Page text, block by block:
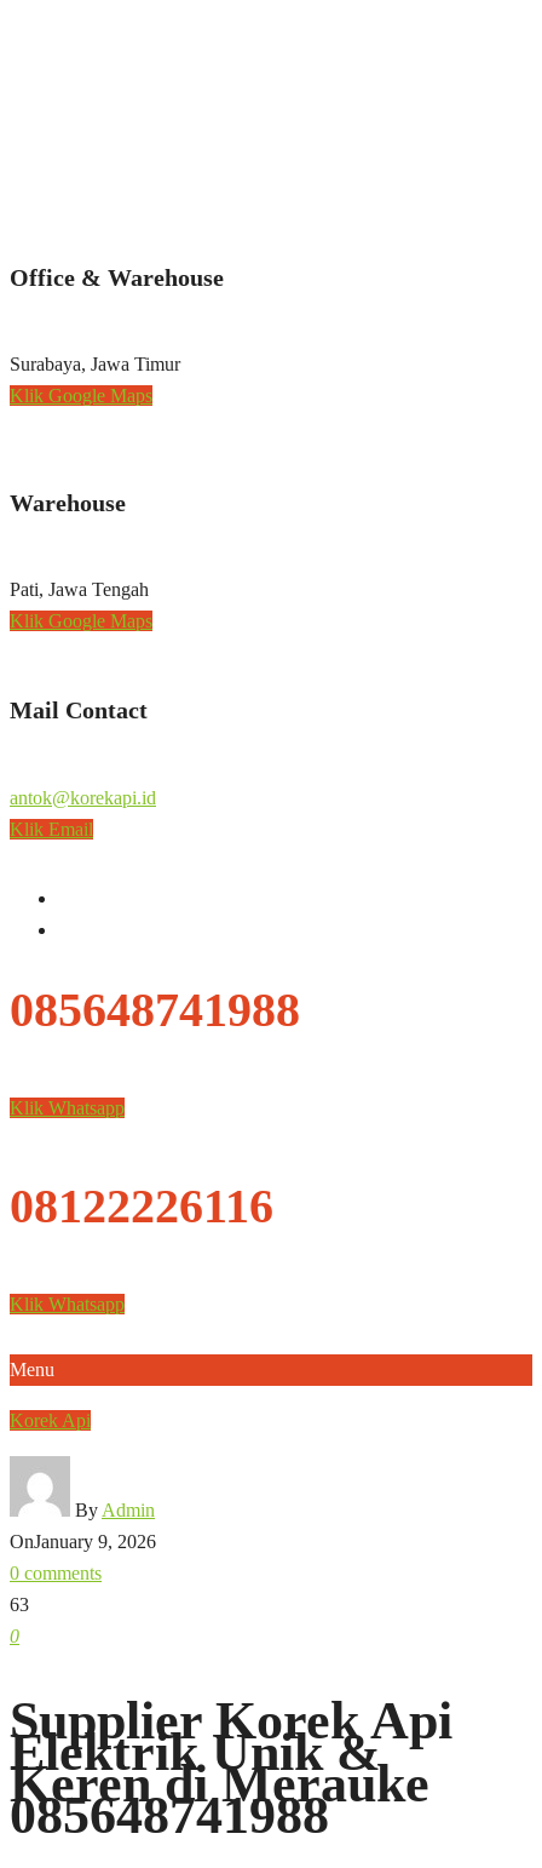
Office & Warehouse
Surabaya, Jawa Timur
Klik Google Maps
Warehouse
Pati, Jawa Tengah
Klik Google Maps
Mail Contact
antok@korekapi.id
Klik Email
085648741988
Klik Whatsapp
08122226116
Klik Whatsapp
Menu
Korek Api
By Admin
OnJanuary 9, 2026
0 comments
63
0
Supplier Korek Api
Elektrik Unik &
Keren di Merauke
085648741988